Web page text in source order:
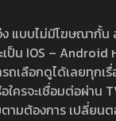
แบบไม่มีโฆษณากั้
เป็น IOS –
เลือกดูได้เลยทุกเ
ครจะเชื่อมต่อผ่าน
ามต้องการ เปลี่ยน